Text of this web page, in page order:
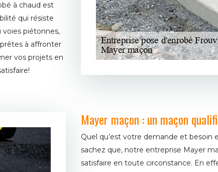
à chaud est
qui résiste
voies piétonnes,
à affronter
vos projets en
Mayer maçon : un maçon
Quel qu’est votre demande et besoin
sachez que, notre entreprise Mayer
satisfaire en toute circonstance. En